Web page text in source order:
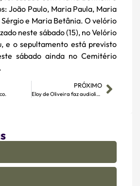
João Paulo, Maria Paula, Maria
e Maria Betânia. O velório
neste sábado (15), no Velório
e o sepultamento está previsto
sábado ainda no Cemitério
PRÓXIMO
Eloy de Oliveira faz audiolivro de romance lançado em Portugal